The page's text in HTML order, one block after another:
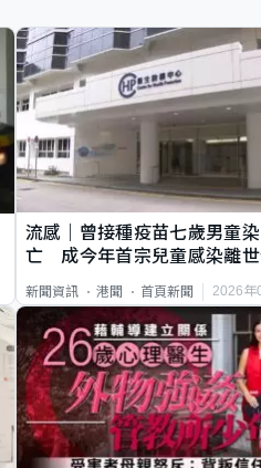
流感｜曾接種疫苗七歲男童
亡 成今年首宗兒童感染離
新聞資訊 港聞 首頁新聞 2026年